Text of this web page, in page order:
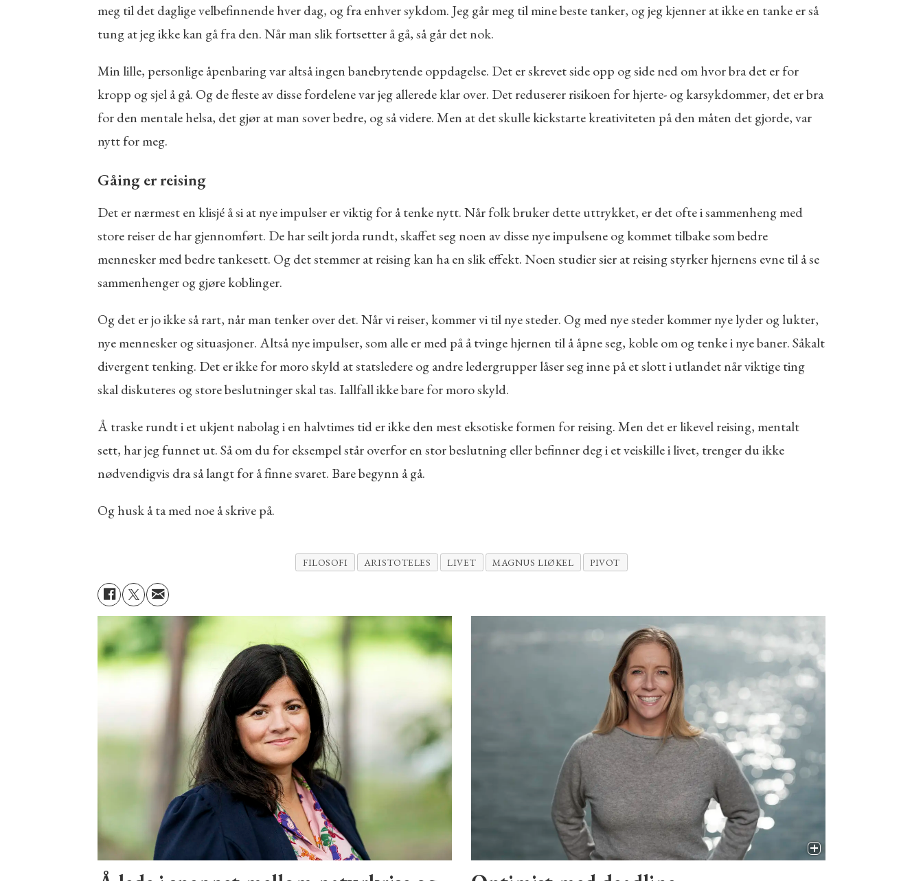
meg til det daglige velbefinnende hver dag, og fra enhver sykdom. Jeg går meg til mine beste tanker, og jeg kjenner at ikke en tanke er så
tung at jeg ikke kan gå fra den. Når man slik fortsetter å gå, så går det nok.
Min lille, personlige åpenbaring var altså ingen banebrytende oppdagelse. Det er skrevet side opp og side ned om hvor bra det er for
kropp og sjel å gå. Og de fleste av disse fordelene var jeg allerede klar over. Det reduserer risikoen for hjerte- og karsykdommer, det er bra
for den mentale helsa, det gjør at man sover bedre, og så videre. Men at det skulle kickstarte kreativiteten på den måten det gjorde, var
nytt for meg.
Gåing er reising
Det er nærmest en klisjé å si at nye impulser er viktig for å tenke nytt. Når folk bruker dette uttrykket, er det ofte i sammenheng med
store reiser de har gjennomført. De har seilt jorda rundt, skaffet seg noen av disse nye impulsene og kommet tilbake som bedre
mennesker med bedre tankesett. Og det stemmer at reising kan ha en slik effekt. Noen studier sier at reising styrker hjernens evne til å se
sammenhenger og gjøre koblinger.
Og det er jo ikke så rart, når man tenker over det. Når vi reiser, kommer vi til nye steder. Og med nye steder kommer nye lyder og lukter,
nye mennesker og situasjoner. Altså nye impulser, som alle er med på å tvinge hjernen til å åpne seg, koble om og tenke i nye baner. Såkalt
divergent tenking. Det er ikke for moro skyld at statsledere og andre ledergrupper låser seg inne på et slott i utlandet når viktige ting
skal diskuteres og store beslutninger skal tas. Iallfall ikke bare for moro skyld.
Å traske rundt i et ukjent nabolag i en halvtimes tid er ikke den mest eksotiske formen for reising. Men det er likevel reising, mentalt
sett, har jeg funnet ut. Så om du for eksempel står overfor en stor beslutning eller befinner deg i et veiskille i livet, trenger du ikke
nødvendigvis dra så langt for å finne svaret. Bare begynn å gå.
Og husk å ta med noe å skrive på.
FILOSOFI ARISTOTELES LIVET MAGNUS LIØKEL PIVOT